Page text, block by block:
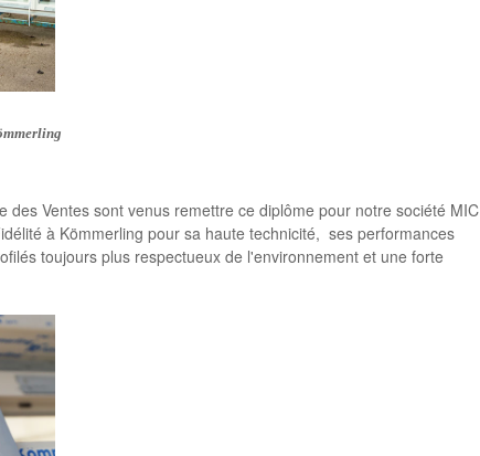
Ventes sont venus remettre ce diplôme pour notre société MIC
à Kömmerling pour sa haute technicité, ses performances
toujours plus respectueux de l'environnement et une forte